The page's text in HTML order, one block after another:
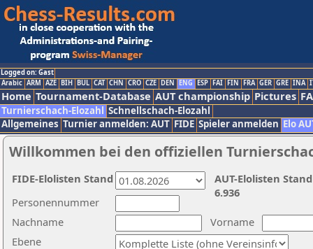
Logged on: Gast
Arabic ARM AZE BIH BUL CAT CHN CRO CZE DEN ENG ESP FAI FIN FRA GER GRE INA
Home Tournament-Database AUT championship Pictures
Turnierschach-Elozahl Schnellschach-Elozahl
Allgemeines Turnier anmelden: AUT FIDE Spieler anmelden Elo
Willkommen bei den offiziellen
Nachname
Vorname
Ebene
Personennummer
AUT-Elolisten
6.936
FIDE-Elolisten Stand